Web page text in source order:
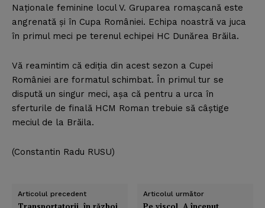
Naţionale feminine locul V. Gruparea romaşcană este
angrenată şi în Cupa României. Echipa noastră va juca
în primul meci pe terenul echipei HC Dunărea Brăila.
Vă reamintim că ediţia din acest sezon a Cupei
României are formatul schimbat. În primul tur se
dispută un singur meci, aşa că pentru a urca în
sferturile de finală HCM Roman trebuie să câştige
meciul de la Brăila.
(Constantin Radu RUSU)
Articolul precedent Articolul următor